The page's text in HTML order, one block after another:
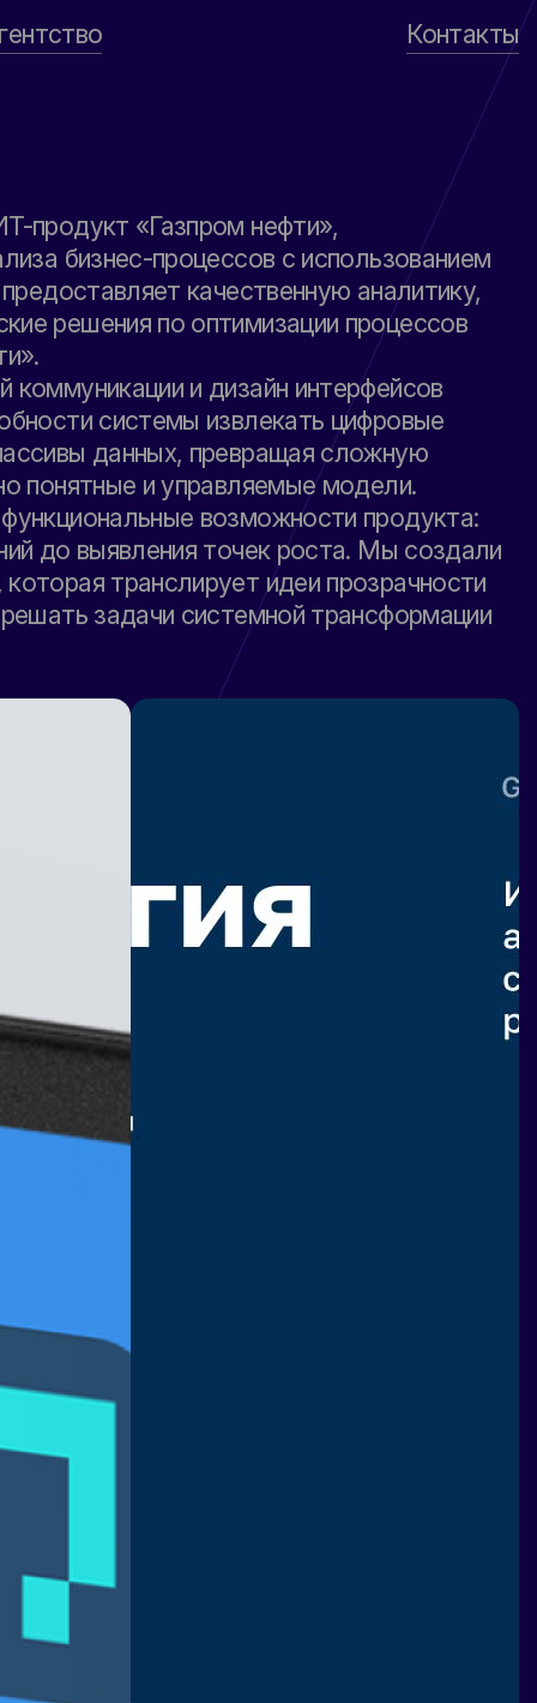
Контакты
продукт «Газпром нефти»,
бизнес-процессов с использованием
качественную аналитику,
решения по оптимизации процессов
и дизайн интерфейсов
системы извлекать цифровые
данных, превращая сложную
понятные и управляемые модели.
возможности продукта:
до выявления точек роста. Мы создали
транслирует идеи прозрачности
задачи системной трансформации